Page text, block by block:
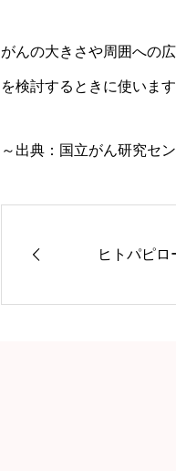
がんの大きさや周囲への
を検討するときに使いま
～出典：国立がん研究セ
ヒトパピ